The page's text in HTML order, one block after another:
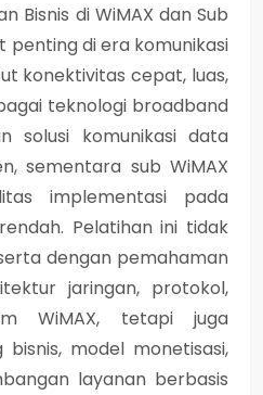
Bisnis di WiMAX dan Sub
penting di era komunikasi
konektivitas cepat, luas,
teknologi broadband
solusi komunikasi data
sementara sub WiMAX
implementasi pada
Pelatihan ini tidak
dengan pemahaman
jaringan, protokol,
WiMAX, tetapi juga
model monetisasi,
layanan berbasis